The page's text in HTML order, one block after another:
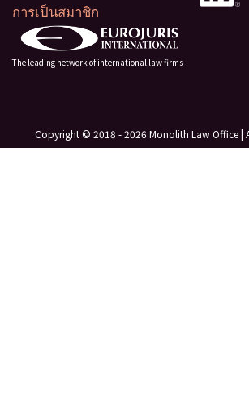
การเป็นสมาชิก
The leading network of international law firms
Copyright © 2018 - 2026 Monolith Law Office |